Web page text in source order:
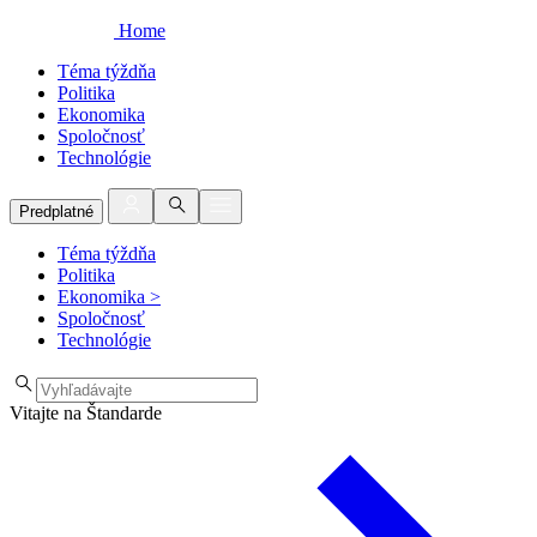
Home
Téma týždňa
Politika
Ekonomika
Spoločnosť
Technológie
Predplatné
Téma týždňa
Politika
Ekonomika >
Spoločnosť
Technológie
Vitajte na Štandarde